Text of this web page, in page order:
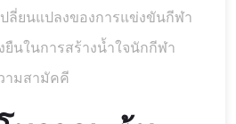
ปลี่ยนแปลงของการแข่งขันกีฬา
นในการสร้างน้ำใจนักกีฬา
ามสามัคคี